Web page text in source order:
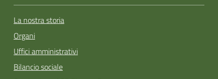
La nostra storia
Organi
Uffici amministrativi
Bilancio sociale